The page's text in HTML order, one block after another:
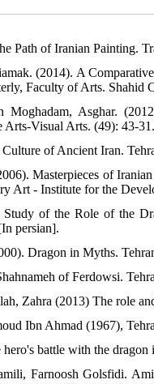
Path of Iranian Painting.
(2014). A
Faculty of Arts.
Moghadam, Asghar.
Arts-Visual Arts. (49): 43-
of Ancient Iran.
Masterpieces of
Art - Institute for the
of the Role of the
persian].
Dragon in Myths.
of Ferdowsi.
Zahra (2013) The role
Ibn Ahmad (1967),
battle with the
Farnoosh Golsfidi.